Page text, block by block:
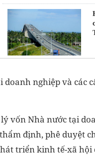
nghiệp và các
lý vốn Nhà nước tại
định, phê duyệt
triển kinh tế-xã